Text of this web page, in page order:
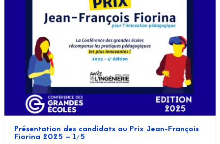
Présentation des candidats au Prix Jean-François
Fiorina 2025 – 1/5